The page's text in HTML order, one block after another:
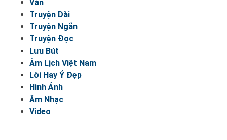
Văn
Truyện Dài
Truyện Ngắn
Truyện Đọc
Lưu Bút
Âm Lịch Việt Nam
Lời Hay Ý Đẹp
Hình Ảnh
Âm Nhạc
Video